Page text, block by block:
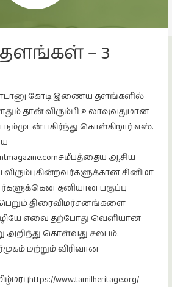
– 3
கோடி இணைய தளங்களில்
தான் விரும்பி உலாவுவதுமான
பகிர்ந்து கொள்கிறார் எஸ்.
ஆசிய
சினிமா
தனியான பகுப்பு
திரைவிமர்சனங்களை
எவை தற்போது வெளியான
அறிந்து கொள்வது சுலபம்.
மற்றும் விரிவான
www.tamilheritage.org/